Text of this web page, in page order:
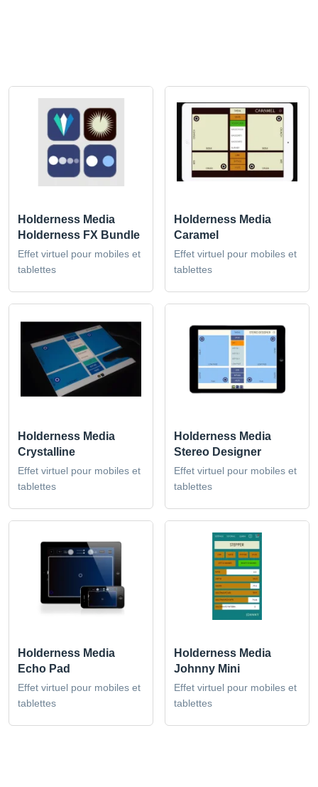
Holderness Media
Holderness FX Bundle
Effet virtuel pour mobiles et
tablettes
Holderness Media
Caramel
Effet virtuel pour mobiles et
tablettes
Holderness Media
Crystalline
Effet virtuel pour mobiles et
tablettes
Holderness Media
Stereo Designer
Effet virtuel pour mobiles et
tablettes
Holderness Media
Echo Pad
Effet virtuel pour mobiles et
tablettes
Holderness Media
Johnny Mini
Effet virtuel pour mobiles et
tablettes